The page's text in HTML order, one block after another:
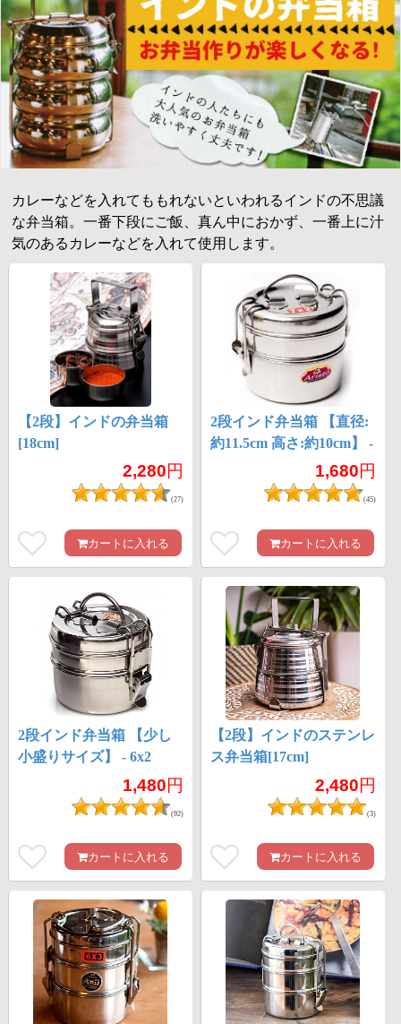
カレーなどを入れてももれないといわれるインドの不思議
な弁当箱。一番下段にご飯、真ん中におかず、一番上に汁
気のあるカレーなどを入れて使用します。
【2段】インドの弁当箱
[18cm]
2,280円
(27)
カートに入れる
2段インド弁当箱 【直径:
約11.5cm 高さ:約10cm】 -
1,680円
(45)
カートに入れる
2段インド弁当箱 【少し
小盛りサイズ】 - 6x2
1,480円
(92)
カートに入れる
【2段】インドのステンレ
ス弁当箱[17cm]
2,480円
(3)
カートに入れる